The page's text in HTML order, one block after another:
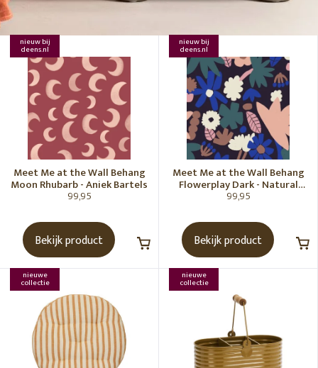
nieuw bij
deens.nl
Meet Me at the Wall Behang
Moon Rhubarb - Aniek Bartels
99,95
Bekijk product
nieuw bij
deens.nl
Meet Me at the Wall Behang
Flowerplay Dark - Natural
Noord
99,95
Bekijk product
nieuwe
collectie
nieuwe
collectie